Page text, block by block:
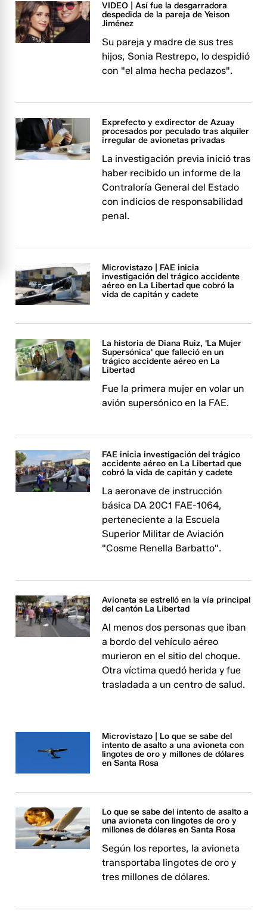
VIDEO | Así fue la desgarradora
despedida de la pareja de Yeison
Jiménez
Su pareja y madre de sus tres
hijos, Sonia Restrepo, lo despidió
con "el alma hecha pedazos".
Exprefecto y exdirector de Azuay
procesados por peculado tras alquiler
irregular de avionetas privadas
La investigación previa inició tras
haber recibido un informe de la
Contraloría General del Estado
con indicios de responsabilidad
penal.
Microvistazo | FAE inicia
investigación del trágico accidente
aéreo en La Libertad que cobró la
vida de capitán y cadete
La historia de Diana Ruiz, 'La Mujer
Supersónica' que falleció en un
trágico accidente aéreo en La
Libertad
Fue la primera mujer en volar un
avión supersónico en la FAE.
FAE inicia investigación del trágico
accidente aéreo en La Libertad que
cobró la vida de capitán y cadete
La aeronave de instrucción
básica DA 20C1 FAE-1064,
perteneciente a la Escuela
Superior Militar de Aviación
"Cosme Renella Barbatto".
Avioneta se estrelló en la vía principal
del cantón La Libertad
Al menos dos personas que iban
a bordo del vehículo aéreo
murieron en el sitio del choque.
Otra víctima quedó herida y fue
trasladada a un centro de salud.
Microvistazo | Lo que se sabe del
intento de asalto a una avioneta con
lingotes de oro y millones de dólares
en Santa Rosa
Lo que se sabe del intento de asalto a
una avioneta con lingotes de oro y
millones de dólares en Santa Rosa
Según los reportes, la avioneta
transportaba lingotes de oro y
tres millones de dólares.